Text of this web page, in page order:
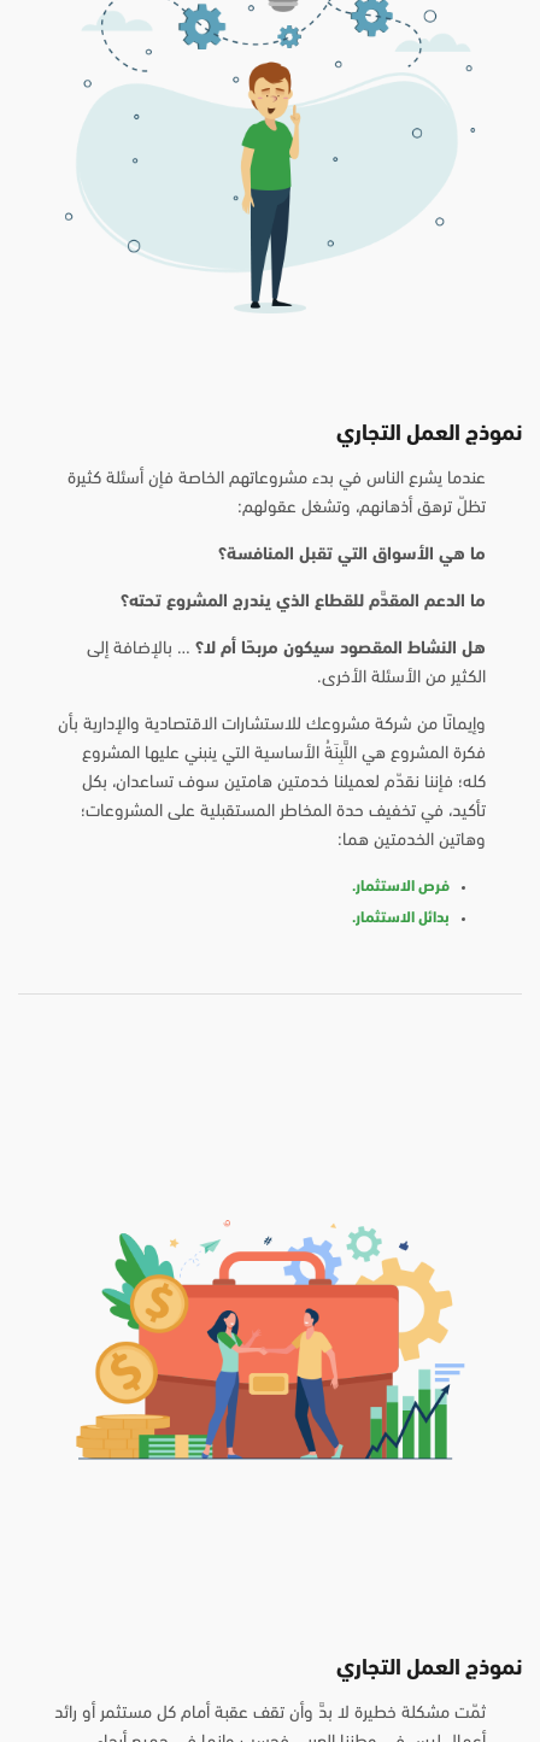
نموذج العمل التجاري
عندما يشرع الناس في بدء مشروعاتهم الخاصة فإن أسئلة كثيرة
تظلّ ترهق أذهانهم، وتشغل عقولهم:
ما هي الأسواق التي تقبل المنافسة؟
ما الدعم المقدَّم للقطاع الذي يندرج المشروع تحته؟
هل النشاط المقصود سيكون مربحًا أم لا؟ … بالإضافة إلى
الكثير من الأسئلة الأخرى.
وإيمانًا من شركة مشروعك للاستشارات الاقتصادية والإدارية بأن
فكرة المشروع هي اللَّبِنَةُ الأساسية التي ينبني عليها المشروع
كله؛ فإننا نقدّم لعميلنا خدمتين هامتين سوف تساعدان، بكل
تأكيد، في تخفيف حدة المخاطر المستقبلية على المشروعات؛
وهاتين الخدمتين هما:
فرص الاستثمار.
بدائل الاستثمار.
نموذج العمل التجاري
ثمّت مشكلة خطيرة لا بدَّ وأن تقف عقبة أمام كل مستثمر أو رائد